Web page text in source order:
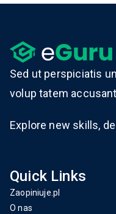
Sed ut perspiciatis
volup tatem
Explore new skills,
Quick Links
Zaopiniuje.pl
O nas